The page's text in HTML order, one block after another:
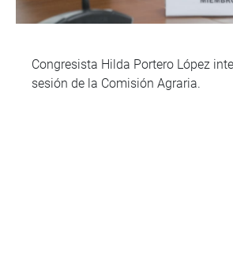
Congresista Hilda Portero López
sesión de la Comisión Agraria.